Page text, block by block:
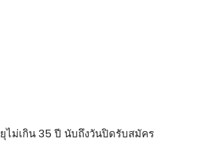
ไม่เกิน 35 ปี นับถึงวันปิดรับสมัคร